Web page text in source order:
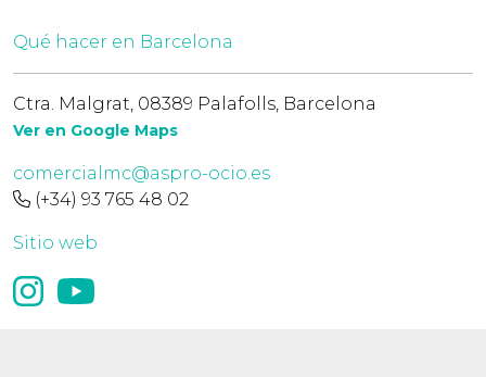
Qué hacer en Barcelona
Ctra. Malgrat, 08389 Palafolls, Barcelona
Ver en Google Maps
comercialmc@aspro-ocio.es
(+34) 93 765 48 02
Sitio web